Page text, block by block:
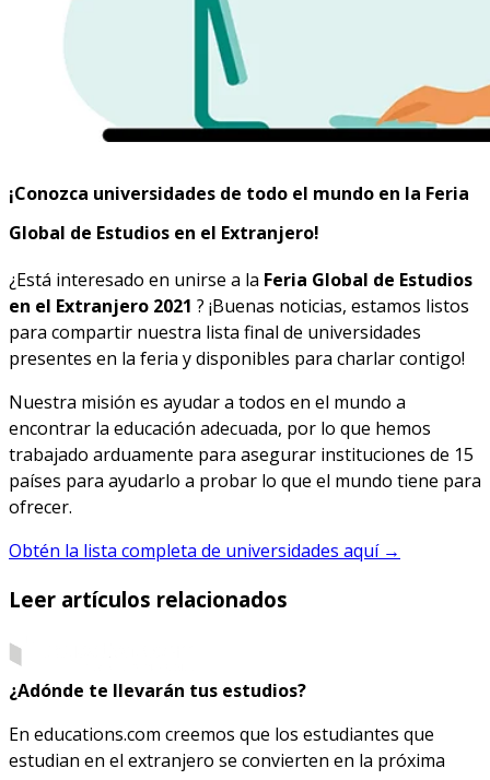
¡Conozca universidades de todo el mundo en la Feria
Global de Estudios en el Extranjero!
¿Está interesado en unirse a la Feria Global de Estudios
en el Extranjero 2021 ? ¡Buenas noticias, estamos listos
para compartir nuestra lista final de universidades
presentes en la feria y disponibles para charlar contigo!
Nuestra misión es ayudar a todos en el mundo a
encontrar la educación adecuada, por lo que hemos
trabajado arduamente para asegurar instituciones de 15
países para ayudarlo a probar lo que el mundo tiene para
ofrecer.
Obtén la lista completa de universidades aquí →
Leer artículos relacionados
¿Adónde te llevarán tus estudios?
En educations.com creemos que los estudiantes que
estudian en el extranjero se convierten en la próxima